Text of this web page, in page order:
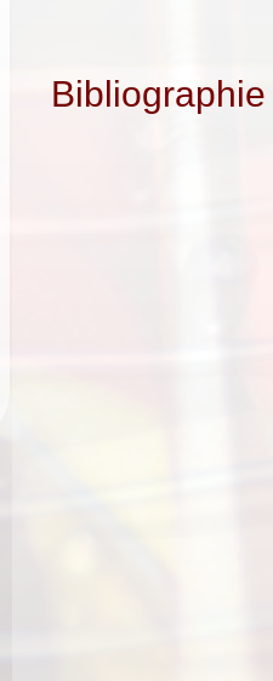
Bibliographie